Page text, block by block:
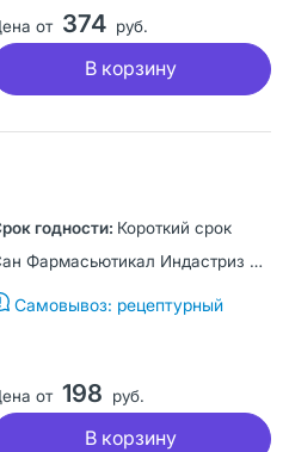
от 374 руб.
В корзину
Короткий срок
Сан Фармасьютикал Индастриз Лтд, Индия
Самовывоз: рецептурный
от 198 руб.
В корзину